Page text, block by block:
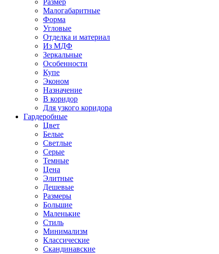
Размер
Малогабаритные
Форма
Угловые
Отделка и материал
Из МДФ
Зеркальные
Особенности
Купе
Эконом
Назначение
В коридор
Для узкого коридора
Гардеробные
Цвет
Белые
Светлые
Серые
Темные
Цена
Элитные
Дешевые
Размеры
Большие
Маленькие
Стиль
Минимализм
Классические
Скандинавские